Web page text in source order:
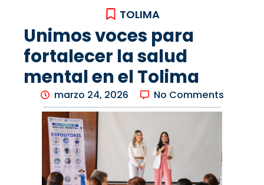
TOLIMA
Unimos voces para
fortalecer la salud
mental en el Tolima
marzo 24, 2026 No Comments